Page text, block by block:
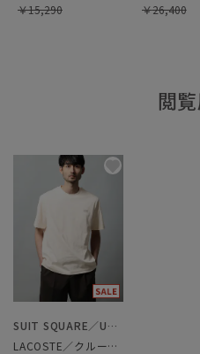
￥15,290 ￥26,400
閲
SUIT SQUARE／UNIVERSAL LANGUAGE
LACOSTE／クルーネックTシャツ